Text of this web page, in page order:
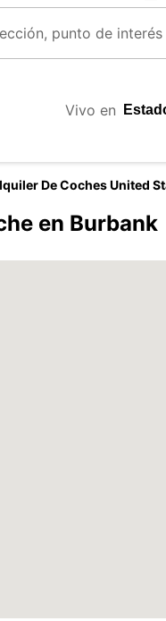
Vivo en
De Coches United
en Burbank